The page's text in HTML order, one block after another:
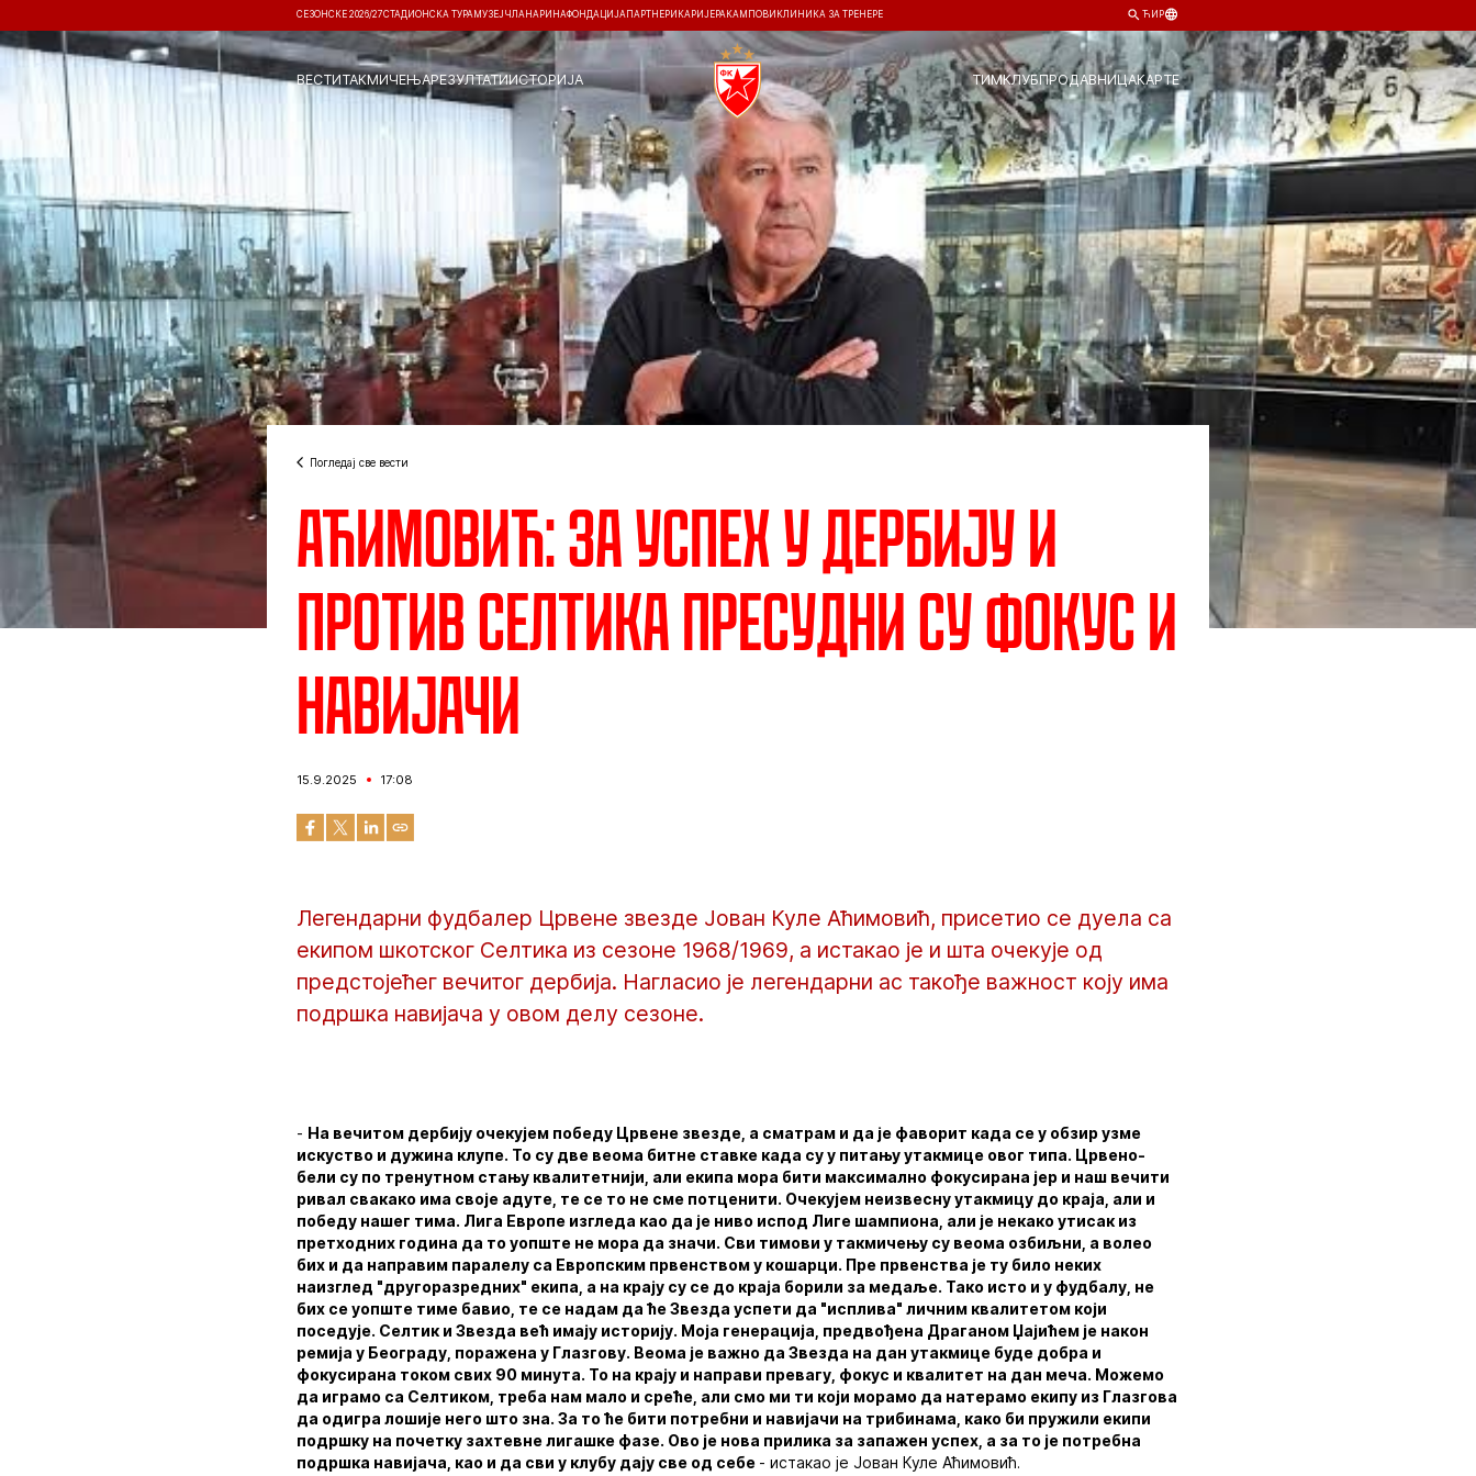
СЕЗОНСКЕ 2026/27СТАДИОНСКА ТУРА МУЗЕЈ ЧЛАНАРИНАФОНДАЦИЈА ПАРТНЕРИ КАРИЈЕРА КАМПОВИ КЛИНИКА ЗА ТРЕНЕРЕ ЋИР
ВЕСТИТАКМИЧЕЊАРЕЗУЛТАТИИСТОРИЈА ТИМКЛУБПРОДАВНИЦАКАРТЕ
Погледај све вести
Аћимовић: За успех у дербију и
против Селтика пресудни су фокус и
навијачи
15.9.2025 17:08
Легендарни фудбалер Црвене звезде Јован Куле Аћимовић, присетио се дуела са
екипом шкотског Селтика из сезоне 1968/1969, а истакао је и шта очекује од
предстојећег вечитог дербија. Нагласио је легендарни ас такође важност коју има
подршка навијача у овом делу сезоне.
- На вечитом дербију очекујем победу Црвене звезде, а сматрам и да је фаворит када се у обзир узме
искуство и дужина клупе. То су две веома битне ставке када су у питању утакмице овог типа. Црвено-
бели су по тренутном стању квалитетнији, али екипа мора бити максимално фокусирана јер и наш вечити
ривал свакако има своје адуте, те се то не сме потценити. Очекујем неизвесну утакмицу до краја, али и
победу нашег тима. Лига Европе изгледа као да је ниво испод Лиге шампиона, али је некако утисак из
претходних година да то уопште не мора да значи. Сви тимови у такмичењу су веома озбиљни, а волео
бих и да направим паралелу са Европским првенством у кошарци. Пре првенства је ту било неких
наизглед "другоразредних" екипа, а на крају су се до краја борили за медаље. Тако исто и у фудбалу, не
бих се уопште тиме бавио, те се надам да ће Звезда успети да "исплива" личним квалитетом који
поседује. Селтик и Звезда већ имају историју. Моја генерација, предвођена Драганом Џајићем је након
ремија у Београду, поражена у Глазгову. Веома је важно да Звезда на дан утакмице буде добра и
фокусирана током свих 90 минута. То на крају и направи превагу, фокус и квалитет на дан меча. Можемо
да играмо са Селтиком, треба нам мало и среће, али смо ми ти који морамо да натерамо екипу из Глазгова
да одигра лошије него што зна. За то ће бити потребни и навијачи на трибинама, како би пружили екипи
подршку на почетку захтевне лигашке фазе. Ово је нова прилика за запажен успех, а за то је потребна
подршка навијача, као и да сви у клубу дају све од себе - истакао је Јован Куле Аћимовић.